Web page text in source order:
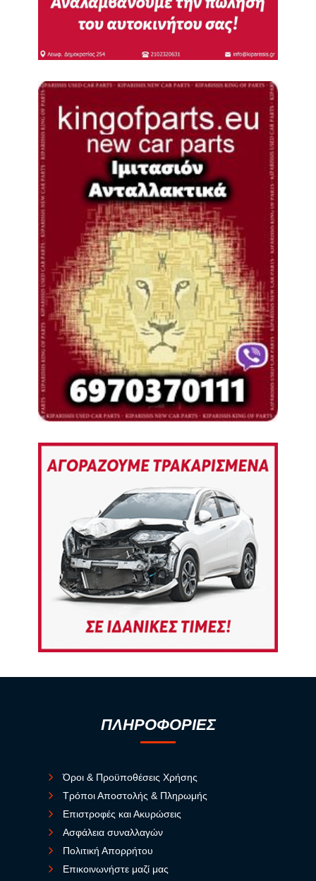
ΠΛΗΡΟΦΟΡΙΕΣ
Όροι & Προϋποθέσεις Χρήσης
Τρόποι Αποστολής & Πληρωμής
Επιστροφές και Ακυρώσεις
Ασφάλεια συναλλαγών
Πολιτική Απορρήτου
Επικοινωνήστε μαζί μας